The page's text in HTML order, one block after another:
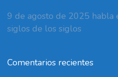
9 de agosto de 2025 habla
siglos de los siglos
Comentarios recientes